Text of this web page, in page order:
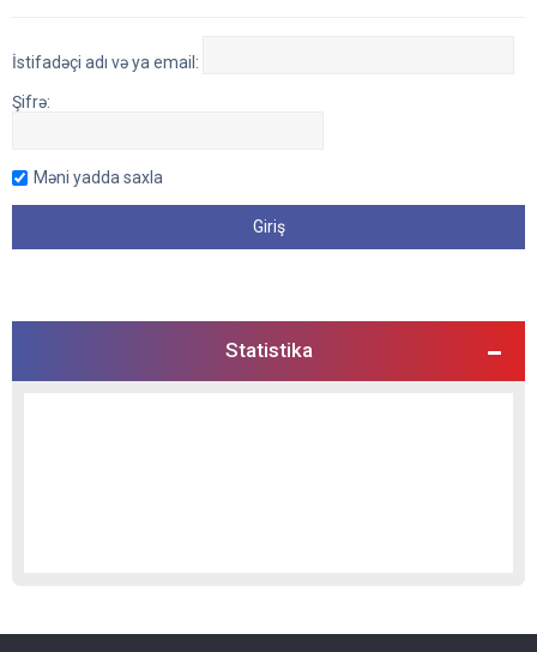
İstifadəçi adı və ya email:
Şifrə:
Məni yadda saxla
Statistika